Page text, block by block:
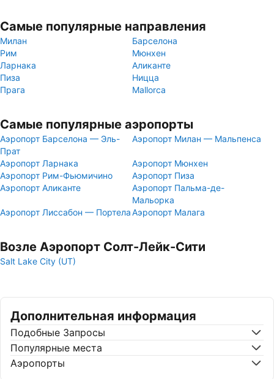
Самые популярные направления
Милан
Барселона
Рим
Мюнхен
Ларнака
Аликанте
Пиза
Ницца
Прага
Mallorca
Самые популярные аэропорты
Аэропорт Барселона — Эль-
Прат
Аэропорт Милан — Мальпенса
Аэропорт Ларнака
Аэропорт Мюнхен
Аэропорт Рим-Фьюмичино
Аэропорт Пиза
Аэропорт Аликанте
Аэропорт Пальма-де-
Мальорка
Аэропорт Лиссабон — ПортелаАэропорт Малага
Возле Аэропорт Солт-Лейк-Сити
Salt Lake City (UT)
Дополнительная информация
Подобные Запросы
Популярные места
Аэропорты